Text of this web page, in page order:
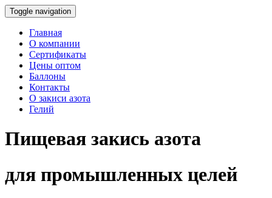
Toggle navigation
Главная
О компании
Сертификаты
Цены оптом
Баллоны
Контакты
О закиси азота
Гелий
Пищевая закись азота
для промышленных целей